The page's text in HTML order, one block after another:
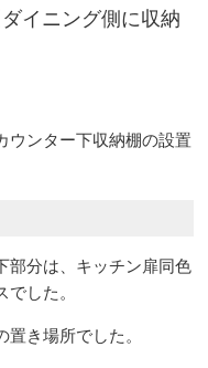
イニング側に収納
ウンター下収納棚の設置
部分は、キッチン扉同色
した。
き場所でした。